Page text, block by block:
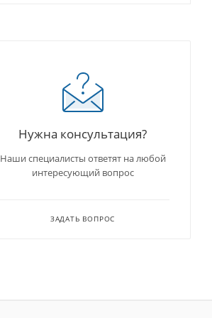
Нужна консультация?
Наши специалисты ответят на любой
интересующий вопрос
ЗАДАТЬ ВОПРОС